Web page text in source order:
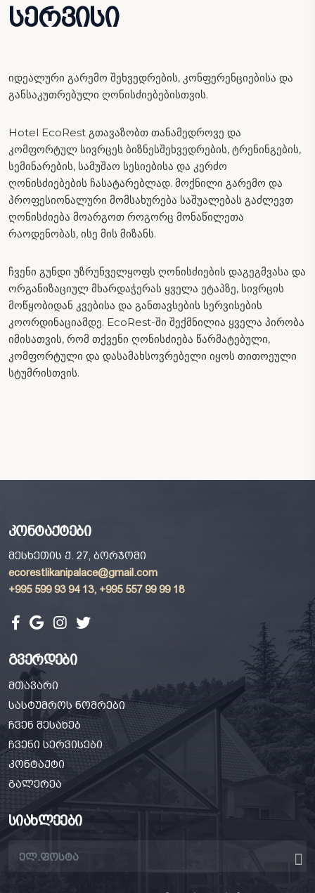
სერვისი
იდეალური გარემო შეხვედრების, კონფერენციებისა და
განსაკუთრებული ღონისძიებებისთვის.
Hotel EcoRest გთავაზობთ თანამედროვე და
კომფორტულ სივრცეს ბიზნესშეხვედრების, ტრენინგების,
სემინარების, სამუშაო სესიებისა და კერძო
ღონისძიებების ჩასატარებლად. მოქნილი გარემო და
პროფესიონალური მომსახურება საშუალებას გაძლევთ
ღონისძიება მოარგოთ როგორც მონაწილეთა
რაოდენობას, ისე მის მიზანს.
ჩვენი გუნდი უზრუნველყოფს ღონისძიების დაგეგმვასა და
ორგანიზაციულ მხარდაჭერას ყველა ეტაპზე, სივრცის
მოწყობიდან კვებისა და განთავსების სერვისების
კოორდინაციამდე. EcoRest-ში შექმნილია ყველა პირობა
იმისათვის, რომ თქვენი ღონისძიება წარმატებული,
კომფორტული და დასამახსოვრებელი იყოს თითოეული
სტუმრისთვის.
კონტაქტები
მესხეთის ქ. 27, ბორჯომი
ecorestlikanipalace@gmail.com
+995 599 93 94 13, +995 557 99 99 18
გვერდები
მთავარი
სასტუმროს ნომრები
ჩვენ შესახებ
ჩვენი სერვისები
კონტაქტი
გალერეა
სიახლეები